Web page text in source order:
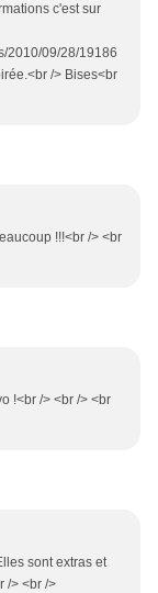
c'est sur
2010/09/28/19186
/> Bises<br
!!!<br /> <br
!<br /> <br /> <br
sont extras et
/> <br />